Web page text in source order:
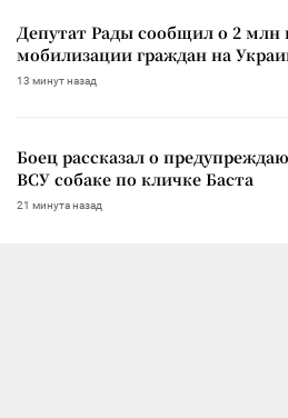
Депутат Рады сообщил о 2 млн
мобилизации граждан на
13 минут назад
Боец рассказал о
ВСУ собаке по кличке Баста
21 минута назад